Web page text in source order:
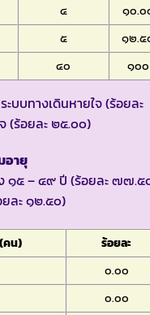
๔
๑๐.๐
๕
๑๒.๕
๔๐ ๑๐๐
บบทางเดินหายใจ (ร้อยละ
(ร้อยละ ๒๕.๐๐)
อายุ
๑๕ – ๔๙ ปี (ร้อยละ ๗๗.๕
ละ ๑๒.๕๐)
คน)
ร้อยละ
๐.๐๐
๐.๐๐